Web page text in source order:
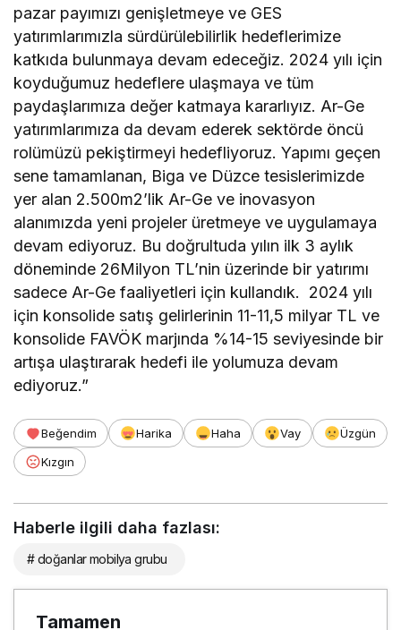
pazar payımızı genişletmeye ve GES
yatırımlarımızla sürdürülebilirlik hedeflerimize
katkıda bulunmaya devam edeceğiz. 2024 yılı için
koyduğumuz hedeflere ulaşmaya ve tüm
paydaşlarımıza değer katmaya kararlıyız. Ar-Ge
yatırımlarımıza da devam ederek sektörde öncü
rolümüzü pekiştirmeyi hedefliyoruz. Yapımı geçen
sene tamamlanan, Biga ve Düzce tesislerimizde
yer alan 2.500m2’lik Ar-Ge ve inovasyon
alanımızda yeni projeler üretmeye ve uygulamaya
devam ediyoruz. Bu doğrultuda yılın ilk 3 aylık
döneminde 26Milyon TL’nin üzerinde bir yatırımı
sadece Ar-Ge faaliyetleri için kullandık. 2024 yılı
için konsolide satış gelirlerinin 11-11,5 milyar TL ve
konsolide FAVÖK marjında %14-15 seviyesinde bir
artışa ulaştırarak hedefi ile yolumuza devam
ediyoruz.”
Beğendim Harika Haha Vay
Üzgün
Kızgın
Haberle ilgili daha fazlası:
# doğanlar mobilya grubu
Tamamen